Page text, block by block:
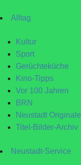
Alltag
Kultur
Sport
Gerüchteküche
Kino-Tipps
Vor 100 Jahren
BRN
Neustadt Originale
Titel-Bilder-Archiv
Neustadt-Service